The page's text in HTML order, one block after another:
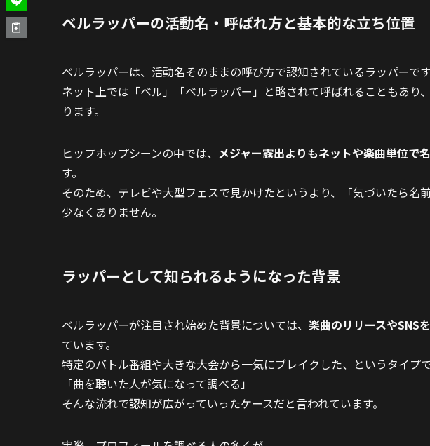
ベルラッパーの活動名・呼ばれ方と基本的な立ち位置
ベルラッパーは、活動名そのままの呼び方で認知されているラッパーです
ネット上では「ベル」「ベルラッパー」と略されて呼ばれることもあり
ります。
ヒップホップシーンの中では、 メジャー露出よりもネットや楽曲単位で
す。
そのため、テレビや大型フェスで見かけたというより、「気づいたら名
少なくありません。
ラッパーとして知られるようになった背景
ベルラッパーが注目され始めた背景については、 楽曲のリリースやSNS
ています。
特定のバトル番組や大きな大会から一気にブレイクした、というタイプで
「曲を聴いた人が気になって調べる」
そんな流れで認知が広がっていったケースだと言われています。